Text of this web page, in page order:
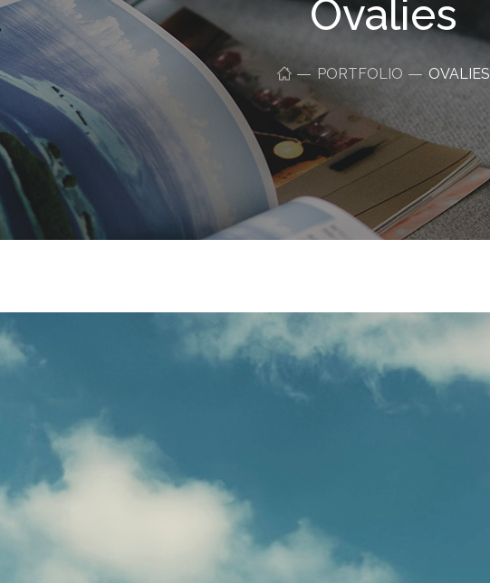
Ovalies
PORTFOLIO OVALIES